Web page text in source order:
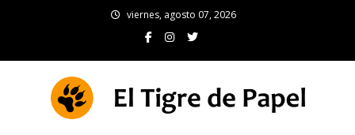
viernes, agosto 07, 2026